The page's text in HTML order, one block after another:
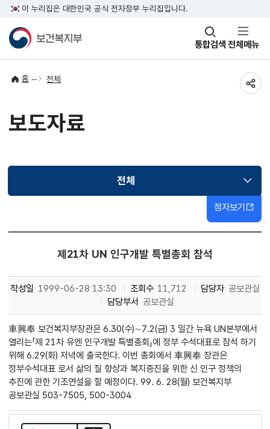
이 누리집은 대한민국 공식 전자정부 누리집입니다.
통합검색
창
열기 전체메뉴
홈 전체
보도자료
전체선택됨
점자보기
제21차 UN 인구개발 특별총회 참석
작성일 1999-06-28 13:30 조회수 11,712 담당자 공보관실
담당부서 공보관실
車興奉 보건복지부장관은 6.30(수)∼7.2(금) 3 일간 뉴욕 UN본부에서
열리는「제 21차 유엔 인구개발 특별총회」에 정부 수석대표로 참석 하기
위해 6.29(화) 저녁에 출국한다. 이번 총회에서 車興奉 장관은
정부수석대표 로서 삶의 질 향상과 복지증진을 위한 신 인구 정책의
추진에 관한 기조연설을 할 예정이다. 99. 6. 28(월) 보건복지부
공보관실 503-7505, 500-3004